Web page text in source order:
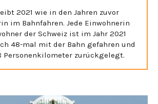
2021 wie in den Jahren zuvor
im Bahnfahren. Jede Einwohnerin
der Schweiz ist im Jahr 2021
48-mal mit der Bahn gefahren und
Personenkilometer zurückgelegt.